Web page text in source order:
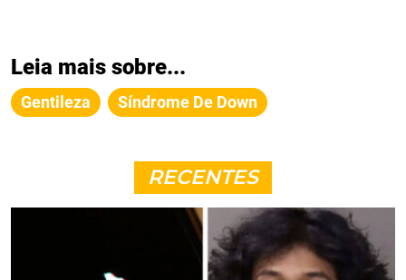
Leia mais sobre...
Gentileza Síndrome De Down
RECENTES